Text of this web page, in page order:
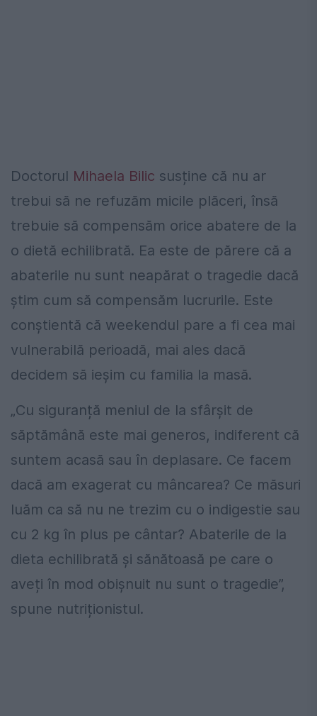
Doctorul Mihaela Bilic susține că nu ar
trebui să ne refuzăm micile plăceri, însă
trebuie să compensăm orice abatere de la
o dietă echilibrată. Ea este de părere că a
abaterile nu sunt neapărat o tragedie dacă
știm cum să compensăm lucrurile. Este
conștientă că weekendul pare a fi cea mai
vulnerabilă perioadă, mai ales dacă
decidem să ieșim cu familia la masă.
„Cu siguranță meniul de la sfârșit de
săptămână este mai generos, indiferent că
suntem acasă sau în deplasare. Ce facem
dacă am exagerat cu mâncarea? Ce măsuri
luăm ca să nu ne trezim cu o indigestie sau
cu 2 kg în plus pe cântar? Abaterile de la
dieta echilibrată și sănătoasă pe care o
aveți în mod obișnuit nu sunt o tragedie”,
spune nutriționistul.